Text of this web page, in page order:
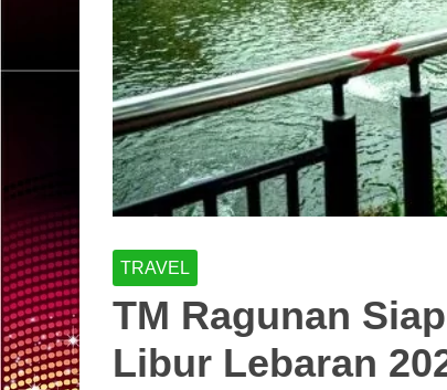
TRAVEL
TM Ragunan
Libur Lebaran